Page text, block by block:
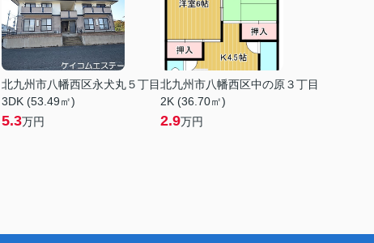
北九州市八幡西区永犬丸５丁目
3DK (53.49㎡)
5.3万円
北九州市八幡西区中の原３丁目
2K (36.70㎡)
2.9万円